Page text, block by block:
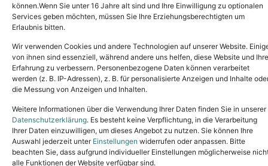
können.Wenn Sie unter 16 Jahre alt sind und Ihre Einwilligung zu optionalen
Services geben möchten, müssen Sie Ihre Erziehungsberechtigten um
Erlaubnis bitten.
Wir verwenden Cookies und andere Technologien auf unserer Website.
von ihnen sind essenziell, während andere uns helfen, diese Website und Ihre
Erfahrung zu verbessern. Personenbezogene Daten können verarbeitet
werden (z. B. IP-Adressen), z. B. für personalisierte Anzeigen und Inhalte
die Messung von Anzeigen und Inhalten.
Weitere Informationen über die Verwendung Ihrer Daten finden Sie in unserer
Datenschutzerklärung. Es besteht keine Verpflichtung, in die Verarbeitung
Ihrer Daten einzuwilligen, um dieses Angebot zu nutzen. Sie können Ihre
Auswahl jederzeit unter Einstellungen widerrufen oder anpassen. Bitte
beachten Sie, dass aufgrund individueller Einstellungen möglicherweise
alle Funktionen der Website verfügbar sind.
Copyright © 2024. All rights reserved.
Tel.: (02631) 55356buero@tierheim-neuwied.de
Ludwigshof 1, 56567 Neuwied